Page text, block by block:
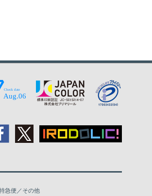
急便／その他